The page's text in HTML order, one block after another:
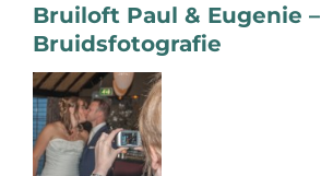
Web design
Contact
Bruiloft Paul & Eugenie –
Bruidsfotografie